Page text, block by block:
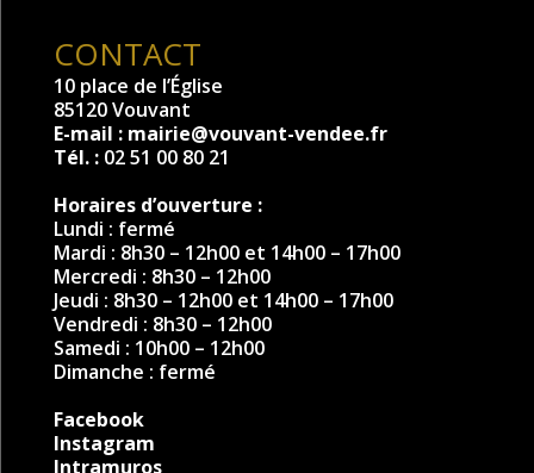
CONTACT
10 place de l’Église
85120 Vouvant
E-mail : mairie@vouvant-vendee.fr
Tél. : 02 51 00 80 21
Horaires d’ouverture :
Lundi : fermé
Mardi : 8h30 – 12h00 et 14h00 – 17h00
Mercredi : 8h30 – 12h00
Jeudi : 8h30 – 12h00 et 14h00 – 17h00
Vendredi : 8h30 – 12h00
Samedi : 10h00 – 12h00
Dimanche : fermé
Facebook
Instagram
Intramuros